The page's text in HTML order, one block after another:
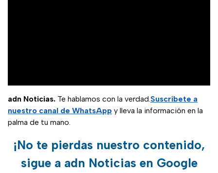
adn Noticias. Te hablamos con la verdad.Suscríbete a
nuestro canal de WhatsApp y lleva la información en la
palma de tu mano.
¡No te pierdas nuestro contenido,
sigue a adn Noticias en Google